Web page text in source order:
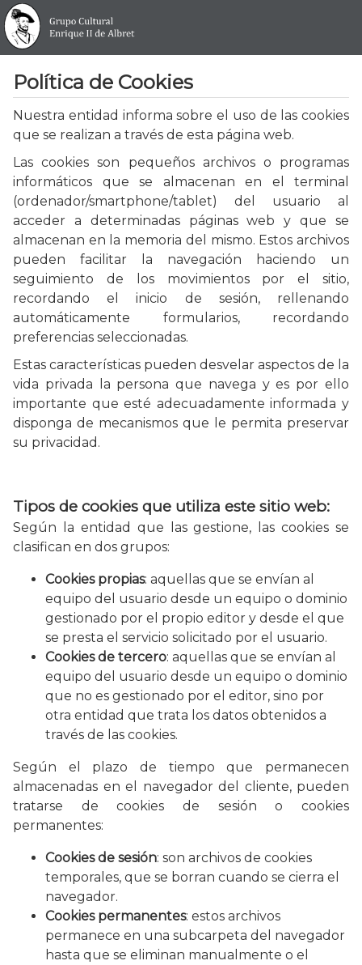
Política de Cookies
Nuestra entidad informa sobre el uso de las cookies
que se realizan a través de esta página web.
Las cookies son pequeños archivos o programas
informáticos que se almacenan en el terminal
(ordenador/smartphone/tablet) del usuario al
acceder a determinadas páginas web y que se
almacenan en la memoria del mismo. Estos archivos
pueden facilitar la navegación haciendo un
seguimiento de los movimientos por el sitio,
recordando el inicio de sesión, rellenando
automáticamente formularios, recordando
preferencias seleccionadas.
Estas características pueden desvelar aspectos de la
vida privada la persona que navega y es por ello
importante que esté adecuadamente informada y
disponga de mecanismos que le permita preservar
su privacidad.
Tipos de cookies que utiliza este sitio web:
Según la entidad que las gestione, las cookies se
clasifican en dos grupos:
Cookies propias: aquellas que se envían al
equipo del usuario desde un equipo o dominio
gestionado por el propio editor y desde el que
se presta el servicio solicitado por el usuario.
Cookies de tercero: aquellas que se envían al
equipo del usuario desde un equipo o dominio
que no es gestionado por el editor, sino por
otra entidad que trata los datos obtenidos a
través de las cookies.
Según el plazo de tiempo que permanecen
almacenadas en el navegador del cliente, pueden
tratarse de cookies de sesión o cookies
permanentes:
Cookies de sesión: son archivos de cookies
temporales, que se borran cuando se cierra el
navegador.
Cookies permanentes: estos archivos
permanece en una subcarpeta del navegador
hasta que se eliminan manualmente o el